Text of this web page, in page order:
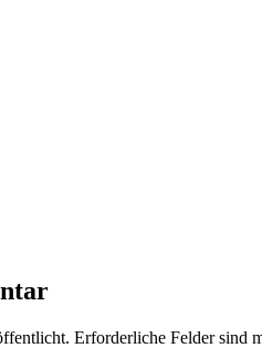
Erforderliche Felder sind